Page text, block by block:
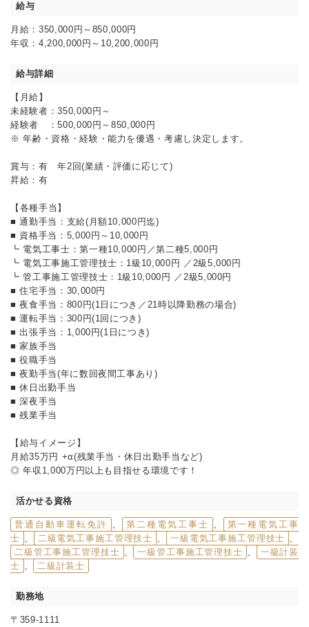
給与
月給：350,000円～850,000円
年収：4,200,000円～10,200,000円
給与詳細
【月給】
未経験者：350,000円～
経験者 ：500,000円～850,000円
※ 年齢・資格・経験・能力を優遇・考慮し決定します。
賞与：有 年2回(業績・評価に応じて)
昇給：有
【各種手当】
■ 通勤手当：支給(月額10,000円迄)
■ 資格手当：5,000円～10,000円
┗ 電気工事士：第一種10,000円／第二種5,000円
┗ 電気工事施工管理技士：1級10,000円 ／2級5,000円
┗ 管工事施工管理技士：1級10,000円 ／2級5,000円
■ 住宅手当：30,000円
■ 夜食手当：800円(1日につき／21時以降勤務の場合)
■ 運転手当：300円(1回につき)
■ 出張手当：1,000円(1日につき)
■ 家族手当
■ 役職手当
■ 夜勤手当(年に数回夜間工事あり)
■ 休日出勤手当
■ 深夜手当
■ 残業手当
【給与イメージ】
月給35万円 +α(残業手当・休日出勤手当など)
◎ 年収1,000万円以上も目指せる環境です！
活かせる資格
普通自動車運転免許 、 第二種電気工事士 、
第一種電気工事
士 、 二級電気工事施工管理技士 、 一級電気工事施工管理技士 、
二級管工事施工管理技士 、 一級管工事施工管理技士 、
一級計装
士 、 二級計装士
勤務地
〒359-1111